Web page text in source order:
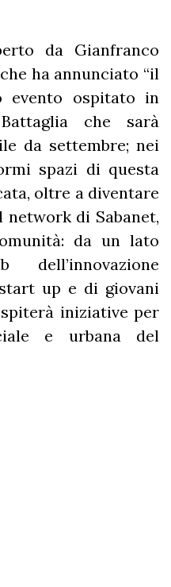
da Gianfranco
ha annunciato “il
evento ospitato in
che sarà
da settembre; nei
spazi di questa
oltre a diventare
di Sabanet,
da un lato
up e di giovani
iniziative per
e urbana del